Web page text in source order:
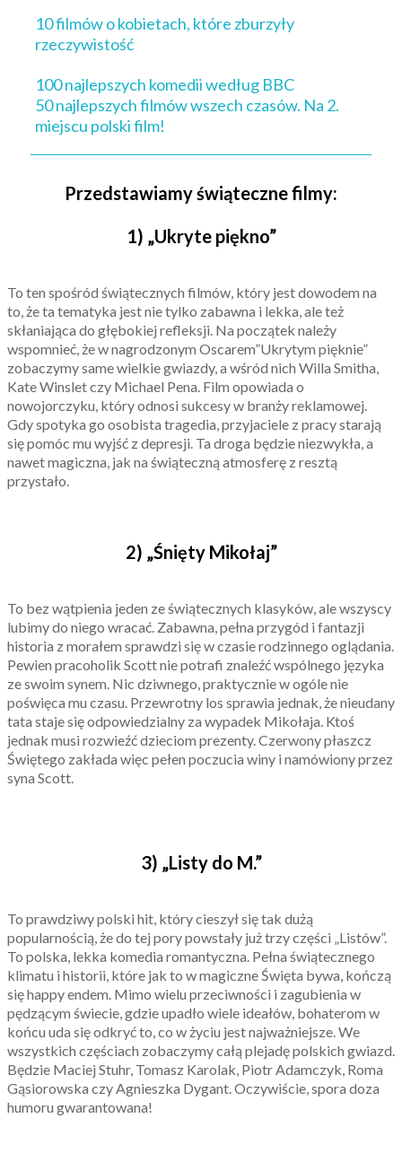
10 filmów o kobietach, które zburzyły
rzeczywistość
100 najlepszych komedii według BBC
50 najlepszych filmów wszech czasów. Na 2.
miejscu polski film!
Przedstawiamy świąteczne filmy:
1) „Ukryte piękno”
To ten spośród świątecznych filmów, który jest dowodem na
to, że ta tematyka jest nie tylko zabawna i lekka, ale też
skłaniająca do głębokiej refleksji. Na początek należy
wspomnieć, że w nagrodzonym Oscarem”Ukrytym pięknie”
zobaczymy same wielkie gwiazdy, a wśród nich Willa Smitha,
Kate Winslet czy Michael Pena. Film opowiada o
nowojorczyku, który odnosi sukcesy w branży reklamowej.
Gdy spotyka go osobista tragedia, przyjaciele z pracy starają
się pomóc mu wyjść z depresji. Ta droga będzie niezwykła, a
nawet magiczna, jak na świąteczną atmosferę z resztą
przystało.
2) „Śnięty Mikołaj”
To bez wątpienia jeden ze świątecznych klasyków, ale wszyscy
lubimy do niego wracać. Zabawna, pełna przygód i fantazji
historia z morałem sprawdzi się w czasie rodzinnego oglądania.
Pewien pracoholik Scott nie potrafi znaleźć wspólnego języka
ze swoim synem. Nic dziwnego, praktycznie w ogóle nie
poświęca mu czasu. Przewrotny los sprawia jednak, że nieudany
tata staje się odpowiedzialny za wypadek Mikołaja. Ktoś
jednak musi rozwieźć dzieciom prezenty. Czerwony płaszcz
Świętego zakłada więc pełen poczucia winy i namówiony przez
syna Scott.
3) „Listy do M.”
To prawdziwy polski hit, który cieszył się tak dużą
popularnością, że do tej pory powstały już trzy części „Listów”.
To polska, lekka komedia romantyczna. Pełna świątecznego
klimatu i historii, które jak to w magiczne Święta bywa, kończą
się happy endem. Mimo wielu przeciwności i zagubienia w
pędzącym świecie, gdzie upadło wiele ideałów, bohaterom w
końcu uda się odkryć to, co w życiu jest najważniejsze. We
wszystkich częściach zobaczymy całą plejadę polskich gwiazd.
Będzie Maciej Stuhr, Tomasz Karolak, Piotr Adamczyk, Roma
Gąsiorowska czy Agnieszka Dygant. Oczywiście, spora doza
humoru gwarantowana!